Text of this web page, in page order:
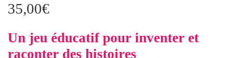
35,00€
Un jeu éducatif pour inventer et
raconter des histoires